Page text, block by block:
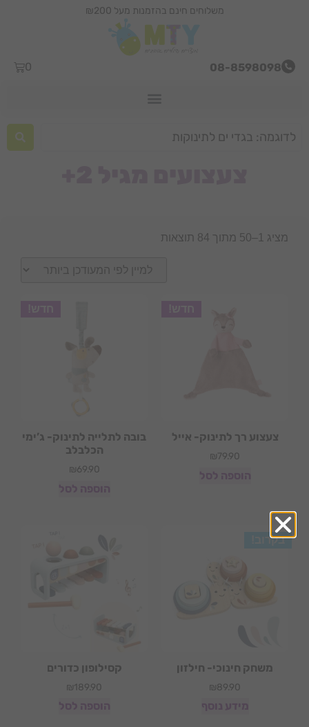
משלוחים חינם בהזמנות מעל ₪200
08-8598098
0
מציג 1–50 מתוך 84 תוצאות
צעצוע רך לתינוק- אייל
₪ 79.90
בובה לתלייה לתינוק- ג’ימי
הכלבלב
₪69.90
בקרוב!
משחק חינוכי- חילזון
₪89.90
קסילופון כדורים
₪189.90